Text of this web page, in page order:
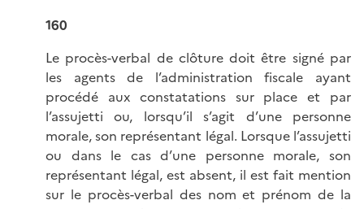
160
Le procès-verbal de clôture doit être signé par
les agents de l’administration fiscale ayant
procédé aux constatations sur place et par
l’assujetti ou, lorsqu’il s’agit d’une personne
morale, son représentant légal. Lorsque l’assujetti
ou dans le cas d’une personne morale, son
représentant légal, est absent, il est fait mention
sur le procès-verbal des nom et prénom de la